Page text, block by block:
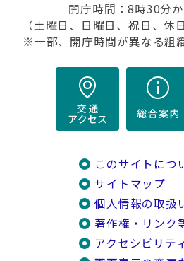
開庁時間：8時30分
（土曜日、日曜日、祝日、休
※一部、開庁時間が異なる組
このサイトにつ
サイトマップ
個人情報の取扱
著作権・リンク
アクセシビリテ